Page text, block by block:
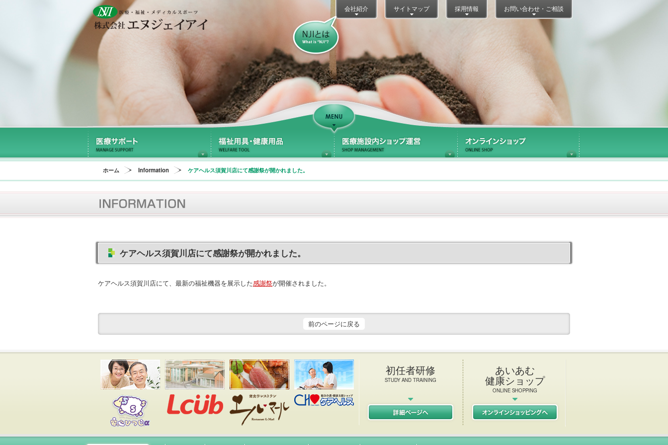
NJIとは？
会社紹介 サイトマップ 採用情報 お問い合わせ・ご相談
Support
医療サポート 福祉用具・健康用品 医療施設内ショップ運営
ホーム Information ケアヘルス須賀川店にて感謝祭が開かれました。
Information
ケアヘルス須賀川店にて感謝祭が開かれました。
ケアヘルス須賀川店にて、最新の福祉機器を展示した感謝祭が開催されました。
前のページに戻る
安心ひつじ 健院 エルキューブ L-CUBイタリアン＆フレンチレストラン エルマール L-MARL Italian & French restaurant
初任者研修
STUDY AND TRAINING
初任者研修
あいあむ
健康ショップ
ONLINE SHOPPING
あいあむ健康ショップ